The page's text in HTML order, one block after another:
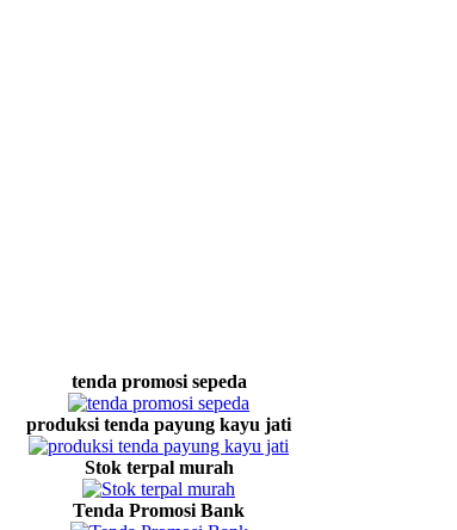
tenda promosi sepeda
produksi tenda payung kayu jati
Stok terpal murah
Tenda Promosi Bank